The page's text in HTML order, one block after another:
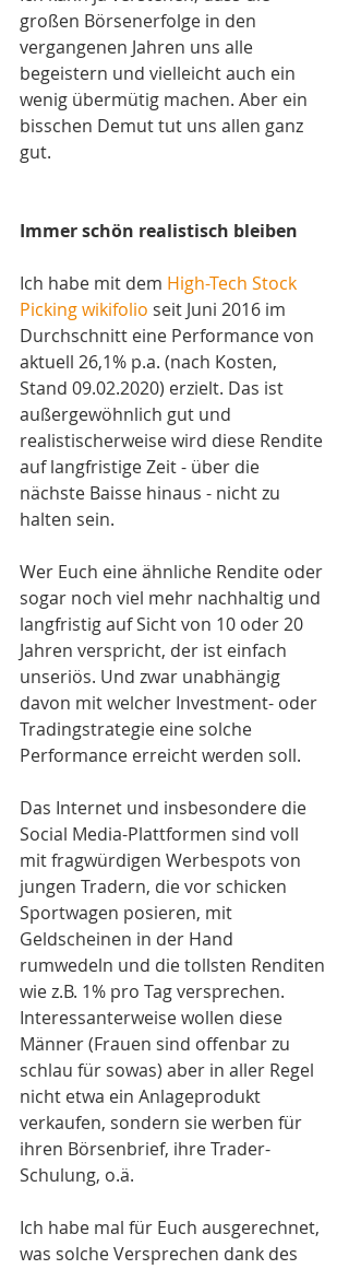
großen Börsenerfolge in den
vergangenen Jahren uns alle
begeistern und vielleicht auch ein
wenig übermütig machen. Aber ein
bisschen Demut tut uns allen ganz
gut.
Immer schön realistisch bleiben
Ich habe mit dem High-Tech Stock
Picking wikifolio seit Juni 2016 im
Durchschnitt eine Performance von
aktuell 26,1% p.a. (nach Kosten,
Stand 09.02.2020) erzielt. Das ist
außergewöhnlich gut und
realistischerweise wird diese Rendite
auf langfristige Zeit - über die
nächste Baisse hinaus - nicht zu
halten sein.
Wer Euch eine ähnliche Rendite oder
sogar noch viel mehr nachhaltig und
langfristig auf Sicht von 10 oder 20
Jahren verspricht, der ist einfach
unseriös. Und zwar unabhängig
davon mit welcher Investment- oder
Tradingstrategie eine solche
Performance erreicht werden soll.
Das Internet und insbesondere die
Social Media-Plattformen sind voll
mit fragwürdigen Werbespots von
jungen Tradern, die vor schicken
Sportwagen posieren, mit
Geldscheinen in der Hand
rumwedeln und die tollsten Renditen
wie z.B. 1% pro Tag versprechen.
Interessanterweise wollen diese
Männer (Frauen sind offenbar zu
schlau für sowas) aber in aller Regel
nicht etwa ein Anlageprodukt
verkaufen, sondern sie werben für
ihren Börsenbrief, ihre Trader-
Schulung, o.ä.
Ich habe mal für Euch ausgerechnet,
was solche Versprechen dank des